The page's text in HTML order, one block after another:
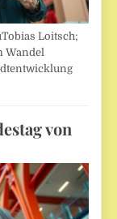
Loitsch;
Wandel
von